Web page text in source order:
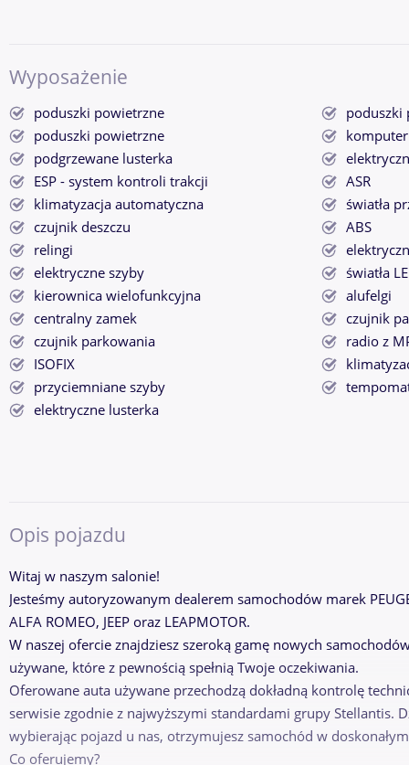
Wyposażenie
poduszki powietrzne
poduszki
poduszki powietrzne
komputer
podgrzewane lusterka
ESP - system kontroli trakcji
ASR
klimatyzacja automatyczna
światła
czujnik deszczu
ABS
relingi
elektryczne szyby
światła
kierownica wielofunkcyjna
alufelgi
centralny zamek
czujnik
czujnik parkowania
radio z
ISOFIX
przyciemniane szyby
elektryczne lusterka
Opis pojazdu
Witaj w naszym salonie!
Jesteśmy autoryzowanym dealerem samochodów marek
ALFA ROMEO, JEEP oraz LEAPMOTOR.
W naszej ofercie znajdziesz szeroką gamę nowych
używane, które z pewnością spełnią Twoje oczekiwania.
Oferowane auta używane przechodzą dokładną kontrolę
serwisie zgodnie z najwyższymi standardami grupy Stellantis.
wybierając pojazd u nas, otrzymujesz samochód w
Co oferujemy?